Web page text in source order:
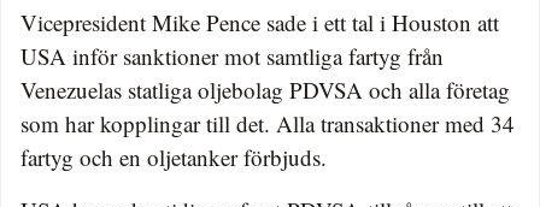
Vicepresident Mike Pence sade i ett tal i Houston att
USA inför sanktioner mot samtliga fartyg från
Venezuelas statliga oljebolag PDVSA och alla företag
som har kopplingar till det. Alla transaktioner med 34
fartyg och en oljetanker förbjuds.